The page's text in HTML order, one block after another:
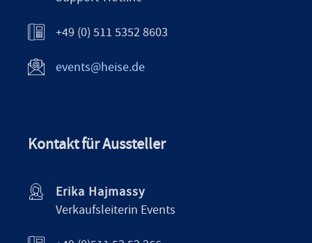
+49 (0) 511 5352 8603
events@heise.de
Kontakt für Aussteller
Erika Hajmassy
Verkaufsleiterin Events